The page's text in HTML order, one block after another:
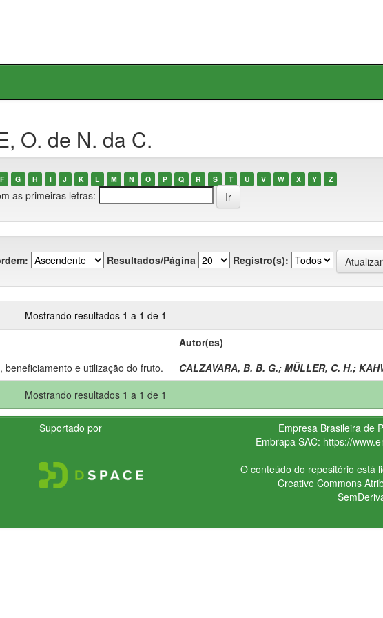
O. de N. da C.
F G H I J K L M N O P Q R S T U V W X Y Z
as primeiras letras:
Resultados/Página Registro(s):
Mostrando resultados 1 a 1 de 1
Autor(es)
e utilização do fruto. CALZAVARA, B. B. G.; MÜLLER, C. H.;
Mostrando resultados 1 a 1 de 1
Suportado por
Empresa Brasileira de
Embrapa SAC: https://
O conteúdo do repositório está
Creative Commons